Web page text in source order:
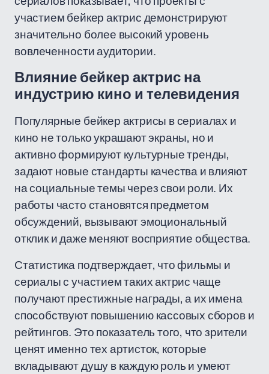
участием бейкер актрис демонстрируют
значительно более высокий уровень
вовлеченности аудитории.
Влияние бейкер актрис на
индустрию кино и телевидения
Популярные бейкер актрисы в сериалах и
кино не только украшают экраны, но и
активно формируют культурные тренды,
задают новые стандарты качества и влияют
на социальные темы через свои роли. Их
работы часто становятся предметом
обсуждений, вызывают эмоциональный
отклик и даже меняют восприятие общества.
Статистика подтверждает, что фильмы и
сериалы с участием таких актрис чаще
получают престижные награды, а их имена
способствуют повышению кассовых сборов и
рейтингов. Это показатель того, что зрители
ценят именно тех артисток, которые
вкладывают душу в каждую роль и умеют